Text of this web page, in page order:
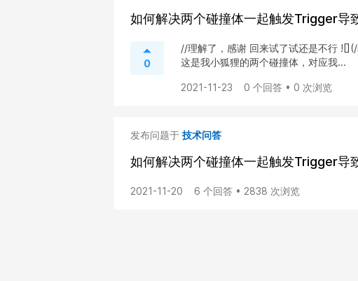
如何解决两个碰撞体一起触发Trigger导
0
//理解了，感谢 回来试了试还是不行
这是我小狐狸的两个碰撞体，对应我...
2021-11-23 0 个回答 • 0 次浏览
发布问题于 技术问答
如何解决两个碰撞体一起触发Trigger导
2021-11-20 6 个回答 • 2838 次浏览